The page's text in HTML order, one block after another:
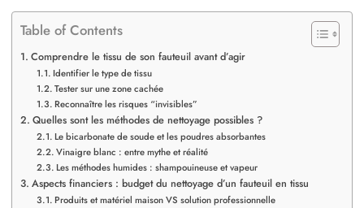
Table of Contents
Comprendre le tissu de son fauteuil avant d’agir
Identifier le type de tissu
Tester sur une zone cachée
Reconnaître les risques “invisibles”
Quelles sont les méthodes de nettoyage possibles ?
Le bicarbonate de soude et les poudres absorbantes
Vinaigre blanc : entre mythe et réalité
Les méthodes humides : shampouineuse et vapeur
Aspects financiers : budget du nettoyage d’un fauteuil en tissu
Produits et matériel maison VS solution professionnelle